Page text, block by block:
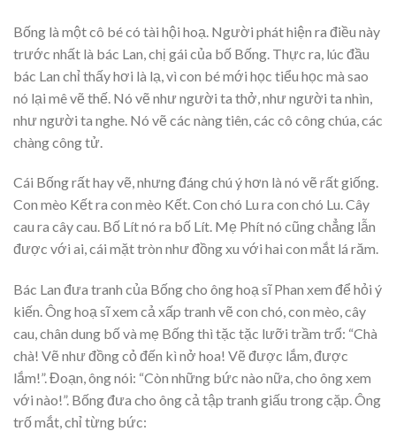
Bống là một cô bé có tài hội hoạ. Người phát hiện ra điều này
trước nhất là bác Lan, chị gái của bố Bống. Thực ra, lúc đầu
bác Lan chỉ thấy hơi là lạ, vì con bé mới học tiểu học mà sao
nó lại mê vẽ thế. Nó vẽ như người ta thở, như người ta nhìn,
như người ta nghe. Nó vẽ các nàng tiên, các cô công chúa, các
chàng công tử.
Cái Bống rất hay vẽ, nhưng đáng chú ý hơn là nó vẽ rất giống.
Con mèo Kết ra con mèo Kết. Con chó Lu ra con chó Lu. Cây
cau ra cây cau. Bố Lít nó ra bố Lít. Mẹ Phít nó cũng chẳng lẫn
được với ai, cái mặt tròn như đồng xu với hai con mắt lá răm.
Bác Lan đưa tranh của Bống cho ông hoạ sĩ Phan xem để hỏi ý
kiến. Ông hoạ sĩ xem cả xấp tranh vẽ con chó, con mèo, cây
cau, chân dung bố và mẹ Bống thì tặc tặc lưỡi trầm trổ: “Chà
chà! Vẽ như đồng cỏ đến kì nở hoa! Vẽ được lắm, được
lắm!”. Đoạn, ông nói: “Còn những bức nào nữa, cho ông xem
với nào!”. Bống đưa cho ông cả tập tranh giấu trong cặp. Ông
trố mắt, chỉ từng bức: